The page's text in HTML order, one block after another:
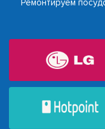
Ремонтируем